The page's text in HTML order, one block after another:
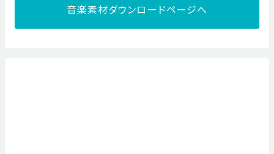
音楽素材ダウンロードページへ